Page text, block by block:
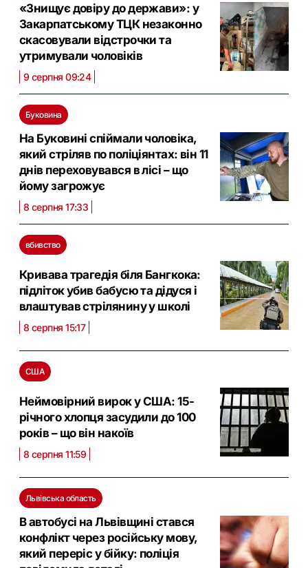
«Знищує довіру до держави»: у
Закарпатському ТЦК незаконно
скасовували відстрочки та
утримували чоловіків
9 серпня 09:24
Буковина
На Буковині спіймали чоловіка,
який стріляв по поліціянтах: він 11
днів переховувався в лісі – що
йому загрожує
8 серпня 17:33
вбивство
Кривава трагедія біля Бангкока:
підліток убив бабусю та дідуся і
влаштував стрілянину у школі
8 серпня 15:17
США
Неймовірний вирок у США: 15-
річного хлопця засудили до 100
років – що він накоїв
8 серпня 11:59
Львівська область
В автобусі на Львівщині стався
конфлікт через російську мову,
який переріс у бійку: поліція